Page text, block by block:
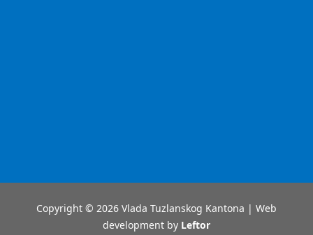
Copyright © 2026 Vlada Tuzlanskog Kantona | Web
development by Leftor